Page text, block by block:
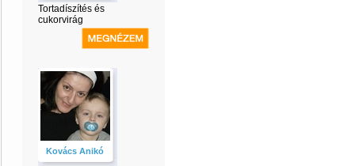
Tortadíszítés és
cukorvirág
Kovács Anikó